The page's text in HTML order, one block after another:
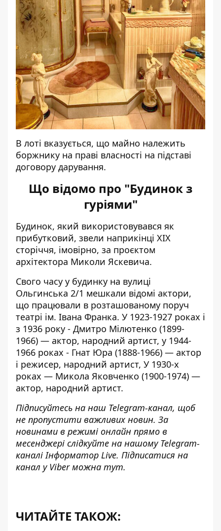
В лоті вказується, що майно належить
боржнику на праві власності на підставі
договору дарування.
Що відомо про "Будинок з
гуріями"
Будинок, який використовувався як
прибутковий, звели наприкінці ХІХ
сторіччя, імовірно, за проєктом
архітектора Миколи Яскевича.
Свого часу у будинку на вулиці
Ольгинська 2/1 мешкали відомі актори,
що працювали в розташованому поруч
театрі ім. Івана Франка. У 1923-1927 роках і
з 1936 року - Дмитро Мілютенко (1899-
1966) — актор, народний артист, у 1944-
1966 роках - Гнат Юра (1888-1966) — актор
і режисер, народний артист, У 1930-х
роках — Микола Яковченко (1900-1974) —
актор, народний артист.
Підписуйтесь на наш Telegram-канал, щоб
не пропустити важливих новин. За
новинами в режимі онлайн прямо в
месенджері слідкуйте на нашому Telegram-
каналіІнформатор Live. Підписатися на
канал у Viber можна тут.
ЧИТАЙТЕ ТАКОЖ: